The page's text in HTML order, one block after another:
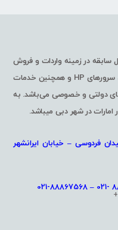
در زمینه واردات و فروش
تجهیزات شبکه، مانند سوئیچ و روتر شبکه، سرورهای HP و همچنین خدمات
دولتی و خصوصی می‌باشد. به
در شهر دبی میباشد.
فردوسی – خیابان ایرانشهر